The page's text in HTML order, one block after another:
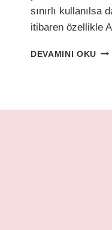
sınırlı kullanılsa
itibaren özellikle
DEVAMINI OKU